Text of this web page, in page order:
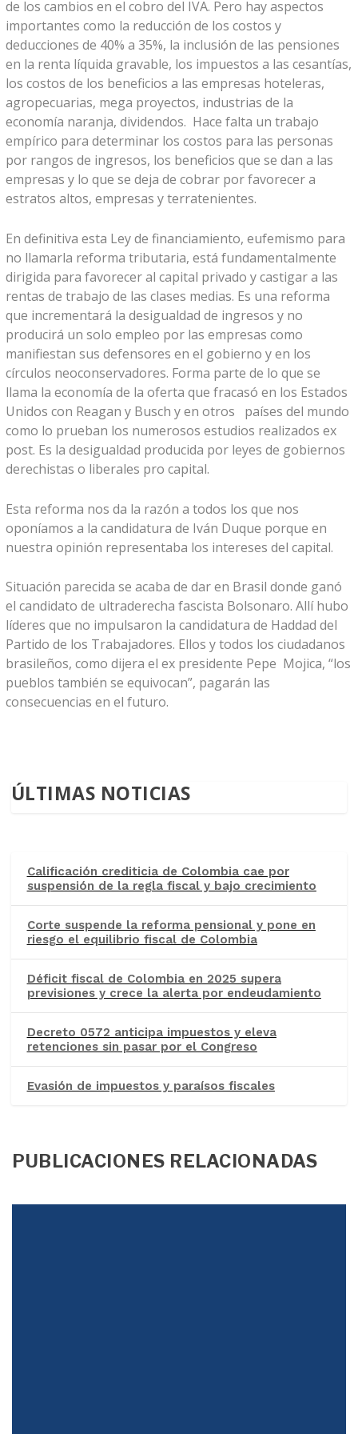
de los cambios en el cobro del IVA. Pero hay aspectos
importantes como la reducción de los costos y
deducciones de 40% a 35%, la inclusión de las pensiones
en la renta líquida gravable, los impuestos a las cesantías,
los costos de los beneficios a las empresas hoteleras,
agropecuarias, mega proyectos, industrias de la
economía naranja, dividendos. Hace falta un trabajo
empírico para determinar los costos para las personas
por rangos de ingresos, los beneficios que se dan a las
empresas y lo que se deja de cobrar por favorecer a
estratos altos, empresas y terratenientes.
En definitiva esta Ley de financiamiento, eufemismo para
no llamarla reforma tributaria, está fundamentalmente
dirigida para favorecer al capital privado y castigar a las
rentas de trabajo de las clases medias. Es una reforma
que incrementará la desigualdad de ingresos y no
producirá un solo empleo por las empresas como
manifiestan sus defensores en el gobierno y en los
círculos neoconservadores. Forma parte de lo que se
llama la economía de la oferta que fracasó en los Estados
Unidos con Reagan y Busch y en otros países del mundo
como lo prueban los numerosos estudios realizados ex
post. Es la desigualdad producida por leyes de gobiernos
derechistas o liberales pro capital.
Esta reforma nos da la razón a todos los que nos
oponíamos a la candidatura de Iván Duque porque en
nuestra opinión representaba los intereses del capital.
Situación parecida se acaba de dar en Brasil donde ganó
el candidato de ultraderecha fascista Bolsonaro. Allí hubo
líderes que no impulsaron la candidatura de Haddad del
Partido de los Trabajadores. Ellos y todos los ciudadanos
brasileños, como dijera el ex presidente Pepe Mojica, “los
pueblos también se equivocan”, pagarán las
consecuencias en el futuro.
ÚLTIMAS NOTICIAS
Calificación crediticia de Colombia cae por
suspensión de la regla fiscal y bajo crecimiento
Corte suspende la reforma pensional y pone en
riesgo el equilibrio fiscal de Colombia
Déficit fiscal de Colombia en 2025 supera
previsiones y crece la alerta por endeudamiento
Decreto 0572 anticipa impuestos y eleva
retenciones sin pasar por el Congreso
Evasión de impuestos y paraísos fiscales
PUBLICACIONES RELACIONADAS